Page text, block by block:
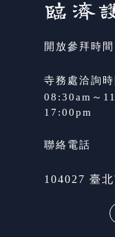
開放參拜時間
寺務處洽詢時
08:30am～
17:00pm
聯絡電話
104027 臺